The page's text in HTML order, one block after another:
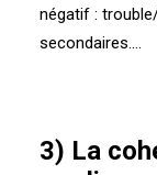
négatif :
secondaires….
3) La